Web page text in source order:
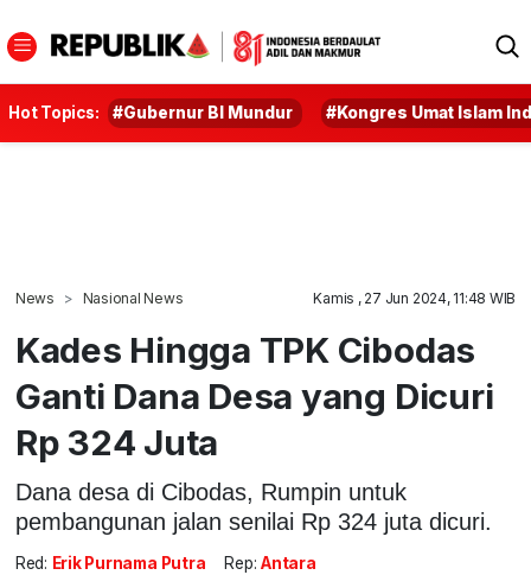
Hot Topics: #Gubernur BI Mundur #Kongres Umat Islam
News Nasional News Kamis , 27 Jun 2024, 11:48 WIB
Kades Hingga TPK Cibodas
Ganti Dana Desa yang Dicuri
Rp 324 Juta
Dana desa di Cibodas, Rumpin untuk
pembangunan jalan senilai Rp 324 juta dicuri.
Red: Erik Purnama Putra Rep: Antara